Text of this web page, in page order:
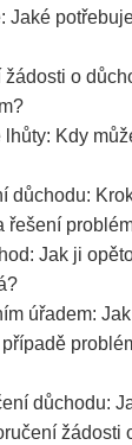
Jaké
o
Kdy
důchodu:
řešení
Jak ji
úřadem:
důchodu:
žádosti